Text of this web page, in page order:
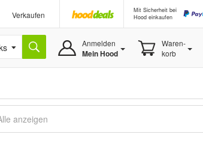
Verkaufen
Mit Sicherheit bei
Hood einkaufen
Anmelden
Mein Hood
Waren-
korb
anzeigen